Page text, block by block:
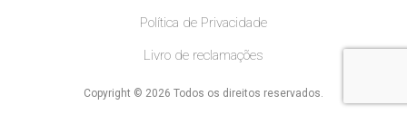
Política de Privacidade
Livro de reclamações
Copyright © 2026 Todos os direitos reservados.